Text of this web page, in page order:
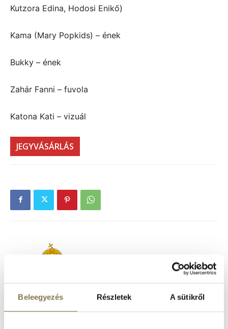
Beleegyezés Részletek A sütikről
Kutzora Edina, Hodosi Enikő)
Kama (Mary Popkids) – ének
Bukky – ének
Zahár Fanni – fuvola
Katona Kati – vizuál
JEGYVÁSÁRLÁS